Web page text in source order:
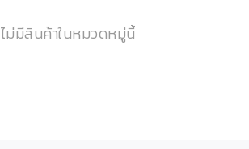
ไม่มีสินค้าในหมวดหมู่นี้